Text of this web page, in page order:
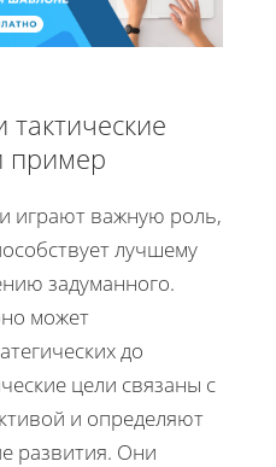
тактические
пример
играют важную роль,
лучшему
задуманного.
может
до
цели связаны с
и определяют
развития. Они